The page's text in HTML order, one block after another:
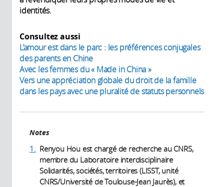
identités.
Consultez aussi
L’amour est dans le parc : les préférences conjugales
des parents en Chine
Avec les femmes du « Made in China »
Vers une appréciation globale du droit de la famille
dans les pays avec une pluralité de statuts personnels
Notes
1. Renyou Hou est chargé de recherche au CNRS,
membre du Laboratoire interdisciplinaire
Solidarités, sociétés, territoires (LISST, unité
CNRS/Université de Toulouse-Jean Jaurès), et